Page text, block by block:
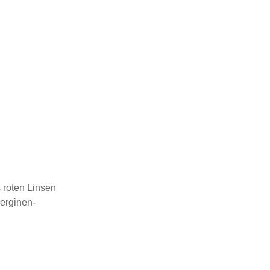
roten Linsen